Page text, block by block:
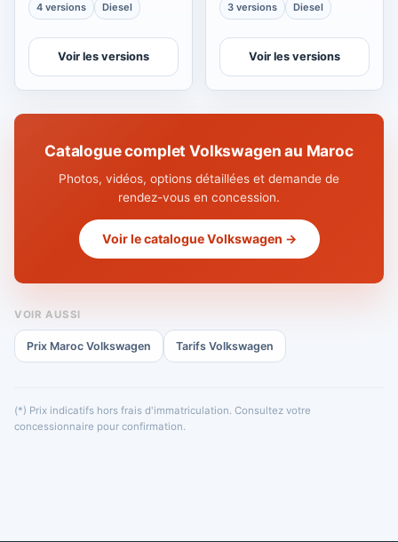
4 versions Diesel
Voir les versions
3 versions Diesel
Voir les versions
Catalogue complet Volkswagen au Maroc
Photos, vidéos, options détaillées et demande de
rendez-vous en concession.
Voir le catalogue Volkswagen →
VOIR AUSSI
Prix Maroc Volkswagen Tarifs Volkswagen
(*) Prix indicatifs hors frais d'immatriculation. Consultez votre
concessionnaire pour confirmation.